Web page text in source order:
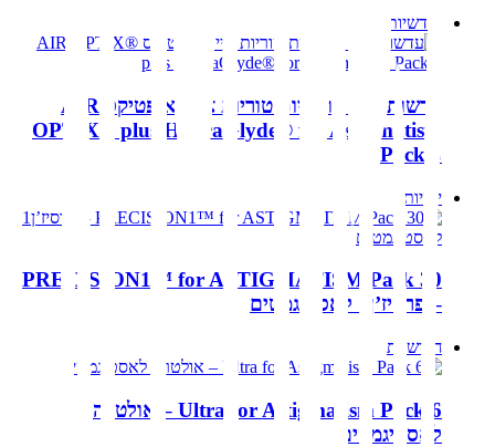
חודשיות
עדשות מגע חודשיות טוריות אייר אופטיקס AIR
OPTIX® plus HydraGlyde® for Astigmatism
Pack 3
יומיות
PRECISION1™ for ASTIGMATISM Pack 30
– פרסיז’ן1 לאסטיגמטים
חודשיות
Ultra for Astigmatism Pack 6 – אולטרה
לאסטיגמטים